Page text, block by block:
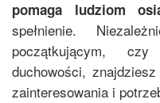
pomaga ludziom
spełnienie.
początkującym, czy
duchowości,
zainteresowania i